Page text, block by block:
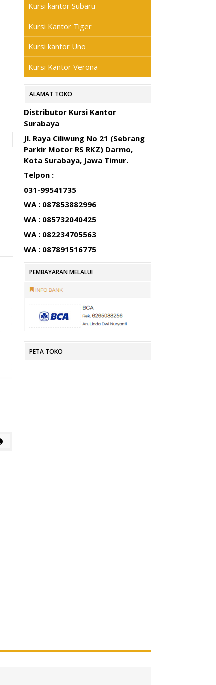
Kursi kantor Subaru
Kursi Kantor Tiger
Kursi kantor Uno
Kursi Kantor Verona
ALAMAT TOKO
Distributor Kursi Kantor
Surabaya
Jl. Raya Ciliwung No 21 (Sebrang
Parkir Motor RS RKZ) Darmo,
Kota Surabaya, Jawa Timur.
Telpon :
031-99541735
WA : 087853882996
WA : 085732040425
WA : 082234705563
WA : 087891516775
PEMBAYARAN MELALUI
PETA TOKO